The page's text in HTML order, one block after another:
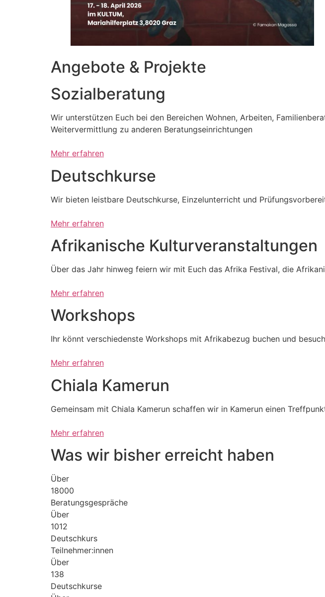
Angebote & Projekte
Sozialberatung
Wir unterstützen Euch bei den Bereichen Wohnen, Arbeiten,
Weitervermittlung zu anderen Beratungseinrichtungen
Mehr erfahren
Deutschkurse
Wir bieten leistbare Deutschkurse, Einzelunterricht und
Mehr erfahren
Afrikanische Kultur­veranstaltungen
Über das Jahr hinweg feiern wir mit Euch das Afrika Festival, die
Mehr erfahren
Workshops
Ihr könnt verschiedenste Workshops mit Afrikabezug buchen und
Mehr erfahren
Chiala Kamerun
Gemeinsam mit Chiala Kamerun schaffen wir in Kamerun einen
Mehr erfahren
Was wir bisher erreicht haben
Über
18000
Beratungsgespräche
Über
1012
Deutschkurs
Teilnehmer:innen
Über
138
Deutschkurse